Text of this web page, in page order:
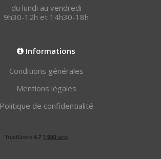
du lundi au vendredi
9h30-12h et 14h30-18h
Informations
Conditions générales
Mentions légales
Politique de confidentialité